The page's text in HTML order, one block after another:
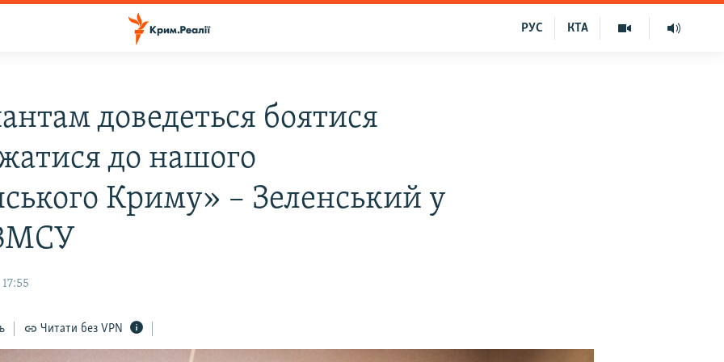
КТА
РУС
доведеться боятися
до нашого
Криму» – Зеленський у
Читати без VPN